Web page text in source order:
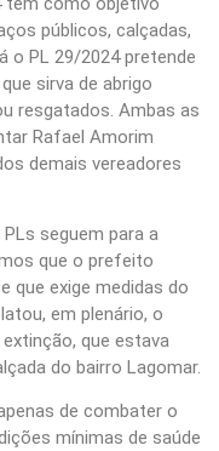
públicos, calçadas,
o PL 29/2024 pretende
sirva de abrigo
resgatados. Ambas as
Rafael Amorim
demais vereadores
seguem para a
que o prefeito
que exige medidas do
em plenário, o
que estava
do bairro Lagomar.
de combater o
mínimas de saúde